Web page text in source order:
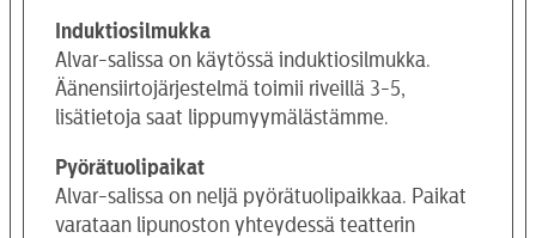
Induktiosilmukka
Alvar-salissa on käytössä induktiosilmukka.
Äänensiirtojärjestelmä toimii riveillä 3-5,
lisätietoja saat lippumyymälästämme.
Pyörätuolipaikat
Alvar-salissa on neljä pyörätuolipaikkaa. Paikat
varataan lipunoston yhteydessä teatterin